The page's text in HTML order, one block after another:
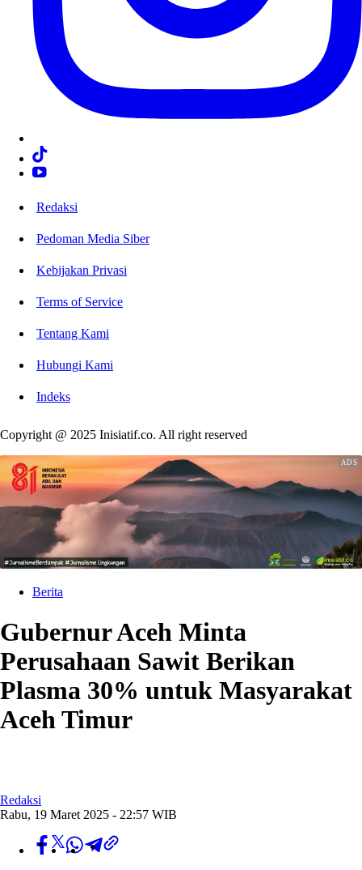
Redaksi
Pedoman Media Siber
Kebijakan Privasi
Terms of Service
Tentang Kami
Hubungi Kami
Indeks
Copyright @ 2025 Inisiatif.co. All right reserved
Berita
Gubernur Aceh Minta
Perusahaan Sawit Berikan
Plasma 30% untuk Masyarakat
Aceh Timur
Redaksi
Rabu, 19 Maret 2025 - 22:57 WIB